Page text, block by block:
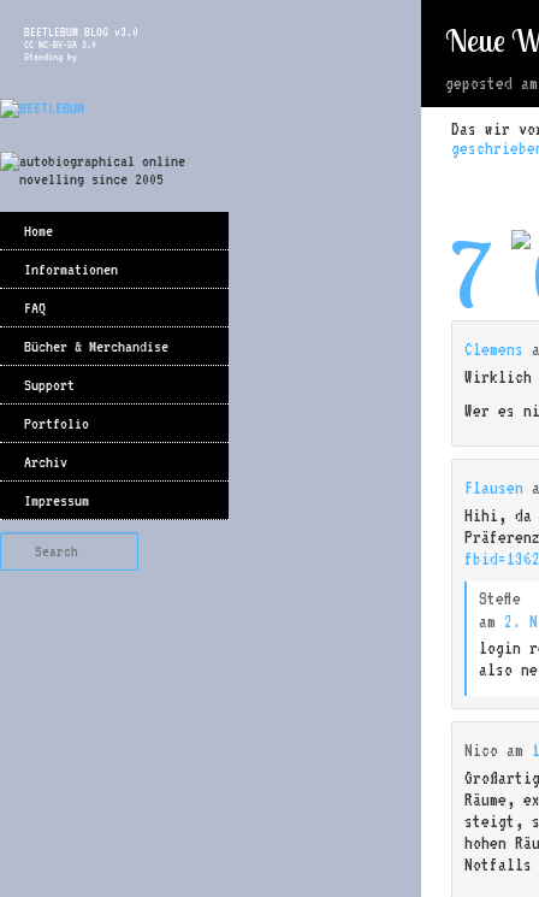
BEETLEBUM BLOG v3.0
CC NC-BY-SA 3.0
Standing by
Home
Informationen
FAQ
Bücher & Merchandise
Support
Portfolio
Archiv
Impressum
Neue
geposted
Das wir
7
Clemens
Wirklich
Wer es
Flausen
Hihi, da
Steffe
am 2.
login
also
Nico am
Räume,
steigt,
hohen
Notfalls